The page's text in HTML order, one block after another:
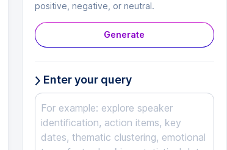
positive, negative, or neutral.
Generate
Enter your query